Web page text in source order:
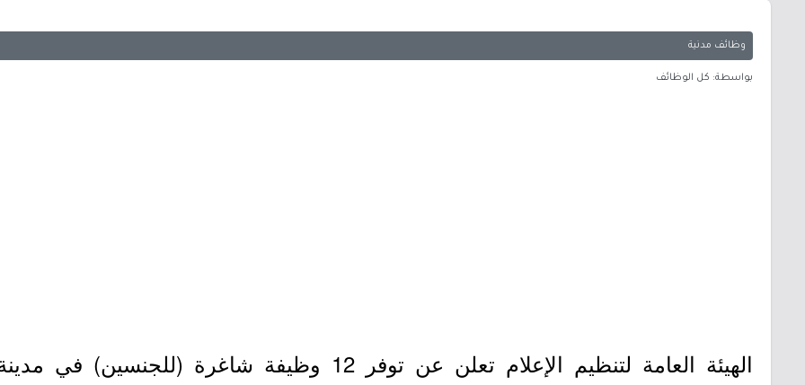
وظائف مدنية
بواسطة: كل الوظائف
الهيئة العامة لتنظيم الإعلام تعلن عن توفر 12